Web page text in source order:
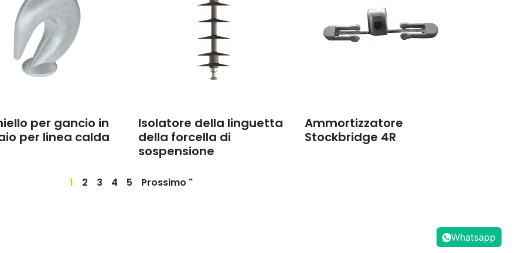
per gancio in
per linea calda
Isolatore della linguetta
della forcella di
sospensione
Ammortizzatore
Stockbridge 4R
1 2 3 4 5 Prossimo "
Whatsapp